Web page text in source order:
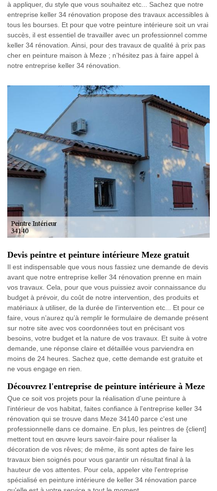
à appliquer, du style que vous souhaitez etc... Sachez que notre
entreprise keller 34 rénovation propose des travaux accessibles à
tous les bourses. Et pour que votre peinture intérieure soit un vrai
succès, il est essentiel de travailler avec un professionnel comme
keller 34 rénovation. Ainsi, pour des travaux de qualité à prix pas
cher en peinture maison à Meze ; n’hésitez pas à faire appel à
notre entreprise keller 34 rénovation.
Devis peintre et peinture intérieure Meze gratuit
Il est indispensable que vous nous fassiez une demande de devis
avant que notre entreprise keller 34 rénovation prenne en main
vos travaux. Cela, pour que vous puissiez avoir connaissance du
budget à prévoir, du coût de notre intervention, des produits et
matériaux à utiliser, de la durée de l’intervention etc... Et pour ce
faire, vous n’aurez qu’à remplir le formulaire de demande présent
sur notre site avec vos coordonnées tout en précisant vos
besoins, votre budget et la nature de vos travaux. Et suite à votre
demande, une réponse claire et détaillée vous parviendra en
moins de 24 heures. Sachez que, cette demande est gratuite et
ne vous engage en rien.
Découvrez l'entreprise de peinture intérieure à Meze
Que ce soit vos projets pour la réalisation d'une peinture à
l'intérieur de vos habitat, faites confiance à l'entreprise keller 34
rénovation qui se trouve dans Meze 34140 parce c'est une
professionnelle dans ce domaine. En plus, les peintres de {client]
mettent tout en œuvre leurs savoir-faire pour réaliser la
décoration de vos rêves; de même, ils sont aptes de faire les
travaux bien soignés pour vous garantir un résultat final à la
hauteur de vos attentes. Pour cela, appeler vite l'entreprise
spécialisé en peinture intérieure de keller 34 rénovation parce